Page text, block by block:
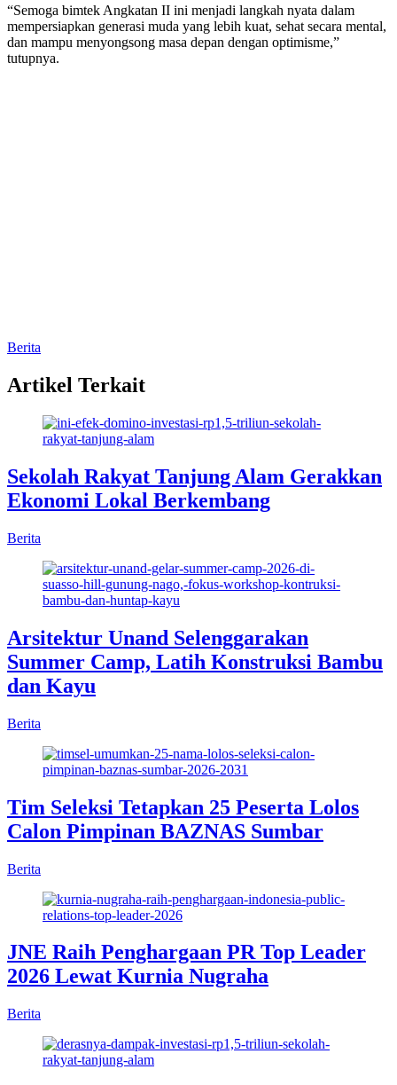
“Semoga bimtek Angkatan II ini menjadi langkah nyata dalam
mempersiapkan generasi muda yang lebih kuat, sehat secara mental,
dan mampu menyongsong masa depan dengan optimisme,”
tutupnya.
Berita
Artikel Terkait
Sekolah Rakyat Tanjung Alam Gerakkan
Ekonomi Lokal Berkembang
Berita
Arsitektur Unand Selenggarakan
Summer Camp, Latih Konstruksi Bambu
dan Kayu
Berita
Tim Seleksi Tetapkan 25 Peserta Lolos
Calon Pimpinan BAZNAS Sumbar
Berita
JNE Raih Penghargaan PR Top Leader
2026 Lewat Kurnia Nugraha
Berita